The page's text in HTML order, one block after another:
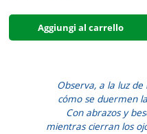
Aggiungi al carrello
Observa, a la luz de
cómo se duermen
Con abrazos y
mientras cierran los